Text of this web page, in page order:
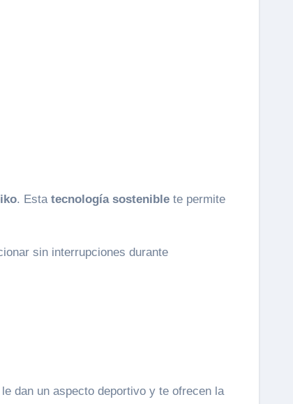
. Esta tecnología sostenible te permite
sin interrupciones durante
le dan un aspecto deportivo y te ofrecen la